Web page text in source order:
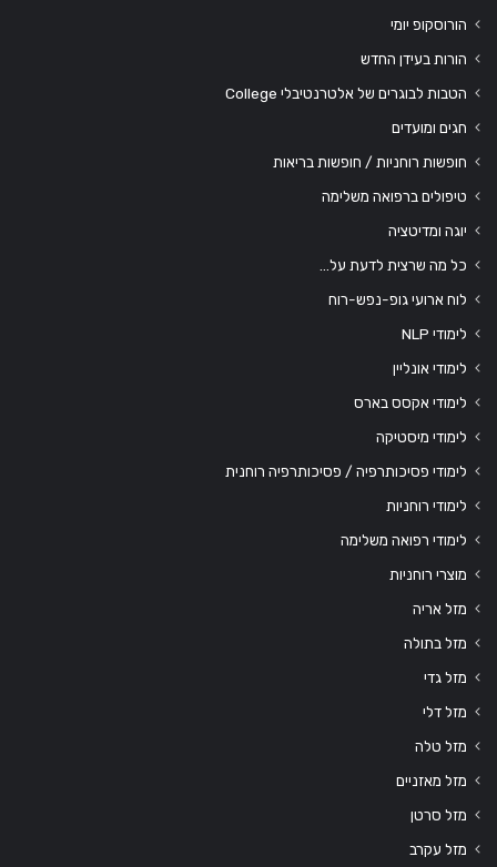
הורוסקופ יומי
הורות בעידן החדש
הטבות לבוגרים של אלטרנטיבלי College
חגים ומועדים
חופשות רוחניות / חופשות בריאות
טיפולים ברפואה משלימה
יוגה ומדיטציה
כל מה שרצית לדעת על…
לוח ארועי גופ-נפש-רוח
לימודי NLP
לימודי אונליין
לימודי אקסס בארס
לימודי מיסטיקה
לימודי פסיכותרפיה / פסיכותרפיה רוחנית
לימודי רוחניות
לימודי רפואה משלימה
מוצרי רוחניות
מזל אריה
מזל בתולה
מזל גדי
מזל דלי
מזל טלה
מזל מאזניים
מזל סרטן
מזל עקרב